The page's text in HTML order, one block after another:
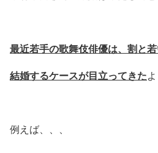
最近若手の歌舞伎俳優は、割と
結婚するケースが目立ってきた
例えば、、、